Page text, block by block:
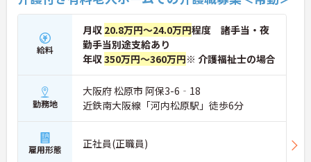
給料
月収 20.8万円～24.0万円程度 諸手当・夜
勤手当別途支給あり
年収350万円～360万円※ 介護福祉士の場合
勤務地
大阪府 松原市 阿保3-6‐18
近鉄南大阪線「河内松原駅」徒歩6分
雇用形態 正社員(正職員)